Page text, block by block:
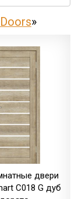
Doors»
двери
С018 G дуб